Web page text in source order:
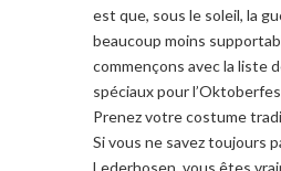
est que, sous le soleil, la
beaucoup moins
commençons avec la liste
spéciaux pour
Prenez votre costume
Si vous ne savez toujours
Lederhosen, vous êtes